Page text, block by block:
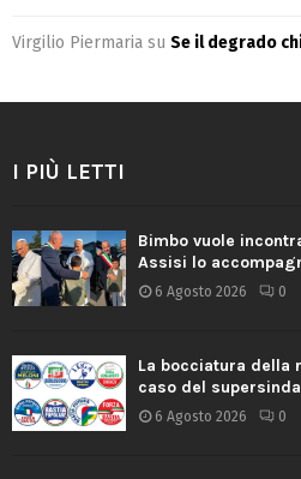
Virgilio Piermaria su Se il degrado
I PIÙ LETTI
Bimbo vuole
Assisi lo
6 Agosto 2026 0
La bocciatura della
caso del
6 Agosto 2026 0